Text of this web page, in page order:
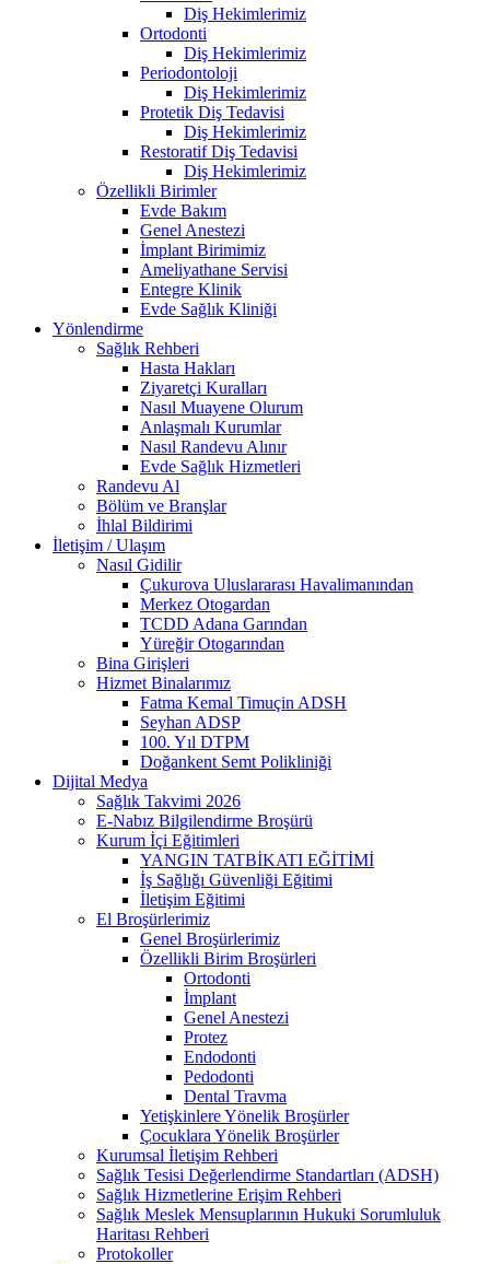
Diş Hekimlerimiz
Ortodonti
Diş Hekimlerimiz
Periodontoloji
Diş Hekimlerimiz
Protetik Diş Tedavisi
Diş Hekimlerimiz
Restoratif Diş Tedavisi
Diş Hekimlerimiz
Özellikli Birimler
Evde Bakım
Genel Anestezi
İmplant Birimimiz
Ameliyathane Servisi
Entegre Klinik
Evde Sağlık Kliniği
Yönlendirme
Sağlık Rehberi
Hasta Hakları
Ziyaretçi Kuralları
Nasıl Muayene Olurum
Anlaşmalı Kurumlar
Nasıl Randevu Alınır
Evde Sağlık Hizmetleri
Randevu Al
Bölüm ve Branşlar
İhlal Bildirimi
İletişim / Ulaşım
Nasıl Gidilir
Çukurova Uluslararası Havalimanından
Merkez Otogardan
TCDD Adana Garından
Yüreğir Otogarından
Bina Girişleri
Hizmet Binalarımız
Fatma Kemal Timuçin ADSH
Seyhan ADSP
100. Yıl DTPM
Doğankent Semt Polikliniği
Dijital Medya
Sağlık Takvimi 2026
E-Nabız Bilgilendirme Broşürü
Kurum İçi Eğitimleri
YANGIN TATBİKATI EĞİTİMİ
İş Sağlığı Güvenliği Eğitimi
İletişim Eğitimi
El Broşürlerimiz
Genel Broşürlerimiz
Özellikli Birim Broşürleri
Ortodonti
İmplant
Genel Anestezi
Protez
Endodonti
Pedodonti
Dental Travma
Yetişkinlere Yönelik Broşürler
Çocuklara Yönelik Broşürler
Kurumsal İletişim Rehberi
Sağlık Tesisi Değerlendirme Standartları (ADSH)
Sağlık Hizmetlerine Erişim Rehberi
Sağlık Meslek Mensuplarının Hukuki Sorumluluk
Haritası Rehberi
Protokoller